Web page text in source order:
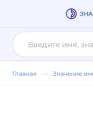
Главная Значение